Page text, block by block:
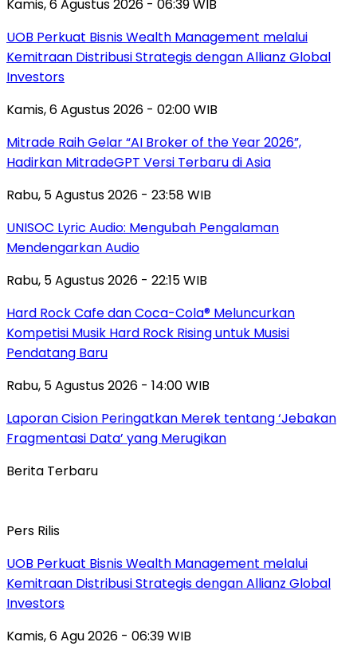
Kamis, 6 Agustus 2026 - 06:39 WIB
UOB Perkuat Bisnis Wealth Management melalui
Kemitraan Distribusi Strategis dengan Allianz Global
Investors
Kamis, 6 Agustus 2026 - 02:00 WIB
Mitrade Raih Gelar “AI Broker of the Year 2026”,
Hadirkan MitradeGPT Versi Terbaru di Asia
Rabu, 5 Agustus 2026 - 23:58 WIB
UNISOC Lyric Audio: Mengubah Pengalaman
Mendengarkan Audio
Rabu, 5 Agustus 2026 - 22:15 WIB
Hard Rock Cafe dan Coca-Cola® Meluncurkan
Kompetisi Musik Hard Rock Rising untuk Musisi
Pendatang Baru
Rabu, 5 Agustus 2026 - 14:00 WIB
Laporan Cision Peringatkan Merek tentang ‘Jebakan
Fragmentasi Data’ yang Merugikan
Berita Terbaru
Pers Rilis
UOB Perkuat Bisnis Wealth Management melalui
Kemitraan Distribusi Strategis dengan Allianz Global
Investors
Kamis, 6 Agu 2026 - 06:39 WIB